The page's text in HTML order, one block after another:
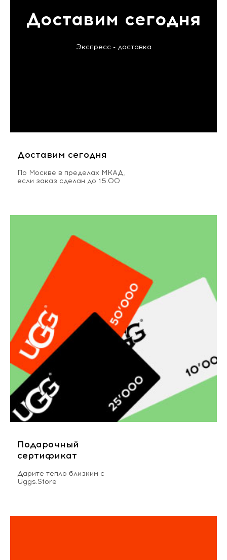
Доставим сегодня
Экспресс - доставка
Доставим сегодня
По Москве в пределах МКАД,
если заказ сделан до 15.00
Подарочный
сертификат
Дарите тепло близким с
Uggs.Store